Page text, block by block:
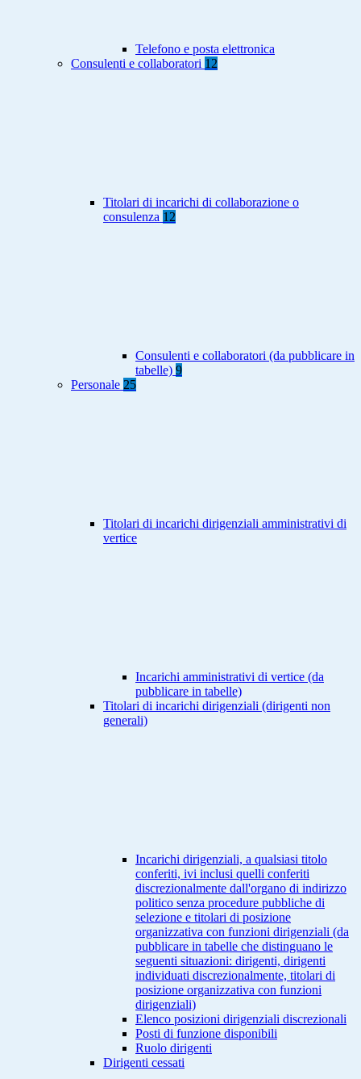
Telefono e posta elettronica
Consulenti e collaboratori 12
Titolari di incarichi di collaborazione o
consulenza 12
Consulenti e collaboratori (da pubblicare in
tabelle) 9
Personale 25
Titolari di incarichi dirigenziali amministrativi di
vertice
Incarichi amministrativi di vertice (da
pubblicare in tabelle)
Titolari di incarichi dirigenziali (dirigenti non
generali)
Incarichi dirigenziali, a qualsiasi titolo
conferiti, ivi inclusi quelli conferiti
discrezionalmente dall'organo di indirizzo
politico senza procedure pubbliche di
selezione e titolari di posizione
organizzativa con funzioni dirigenziali (da
pubblicare in tabelle che distinguano le
seguenti situazioni: dirigenti, dirigenti
individuati discrezionalmente, titolari di
posizione organizzativa con funzioni
dirigenziali)
Elenco posizioni dirigenziali discrezionali
Posti di funzione disponibili
Ruolo dirigenti
Dirigenti cessati